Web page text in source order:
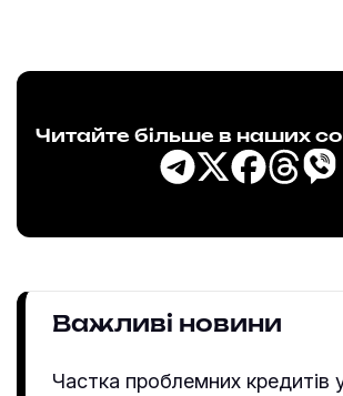
Читайте більше в наших
Важливі новини
Частка проблемних кредитів